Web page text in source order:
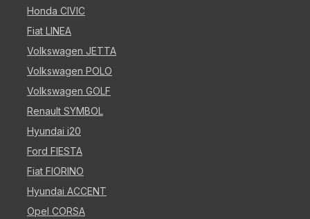
Honda CIVIC
Fiat LINEA
Volkswagen JETTA
Volkswagen POLO
Volkswagen GOLF
Renault SYMBOL
Hyundai i20
Ford FIESTA
Fiat FIORINO
Hyundai ACCENT
Opel CORSA